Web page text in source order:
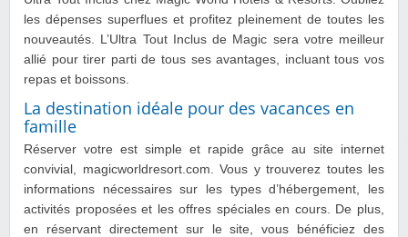
les dépenses superflues et profitez pleinement de toutes les
nouveautés. L’Ultra Tout Inclus de Magic sera votre meilleur
allié pour tirer parti de tous ses avantages, incluant tous vos
repas et boissons.
La destination idéale pour des vacances en
famille
Réserver votre est simple et rapide grâce au site internet
convivial, magicworldresort.com. Vous y trouverez toutes les
informations nécessaires sur les types d’hébergement, les
activités proposées et les offres spéciales en cours. De plus,
en réservant directement sur le site, vous bénéficiez des